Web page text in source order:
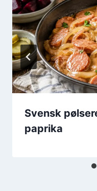
Svensk
paprika